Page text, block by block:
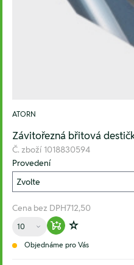
ATORN
Závitořezná břitová
Č. zboží 1018830594
Provedení
Cena bez DPH712,50
Množství
Warenkorb
Zur
Objednáme pro Vás